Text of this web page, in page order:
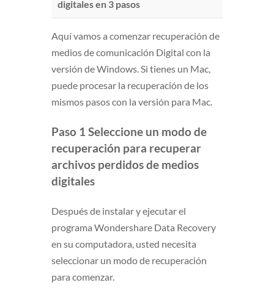
digitales en 3 pasos
Aquí vamos a comenzar recuperación de
medios de comunicación Digital con la
versión de Windows. Si tienes un Mac,
puede procesar la recuperación de los
mismos pasos con la versión para Mac.
Paso 1 Seleccione un modo de
recuperación para recuperar
archivos perdidos de medios
digitales
Después de instalar y ejecutar el
programa Wondershare Data Recovery
en su computadora, usted necesita
seleccionar un modo de recuperación
para comenzar.